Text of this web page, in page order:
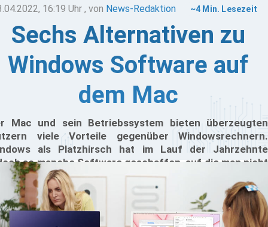
16:19 Uhr , von News-Redaktion ~4 Min. Lesezeit
Sechs Alternativen zu
Windows Software auf
dem Mac
Mac und sein Betriebssystem bieten überzeugten
viele Vorteile gegenüber Windowsrechnern.
als Platzhirsch hat im Lauf der Jahrzehnte
so manche Software geschaffen, auf die man nicht
möchte. Doch für diese beliebten Programme
es häufig mactaugliche Alternativen. Wir stellen sechs
vor.